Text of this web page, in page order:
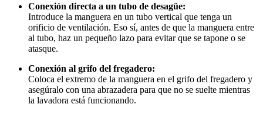
Conexión directa a un tubo de desagüe:
Introduce la manguera en un tubo vertical que tenga un
orificio de ventilación. Eso sí, antes de que la manguera entre
al tubo, haz un pequeño lazo para evitar que se tapone o se
atasque.
Conexión al grifo del fregadero:
Coloca el extremo de la manguera en el grifo del fregadero y
asegúralo con una abrazadera para que no se suelte mientras
la lavadora está funcionando.